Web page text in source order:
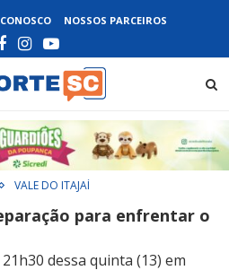
NOSSOS PARCEIROS
VALE DO ITAJAÍ
para enfrentar o
dessa quinta (13) em